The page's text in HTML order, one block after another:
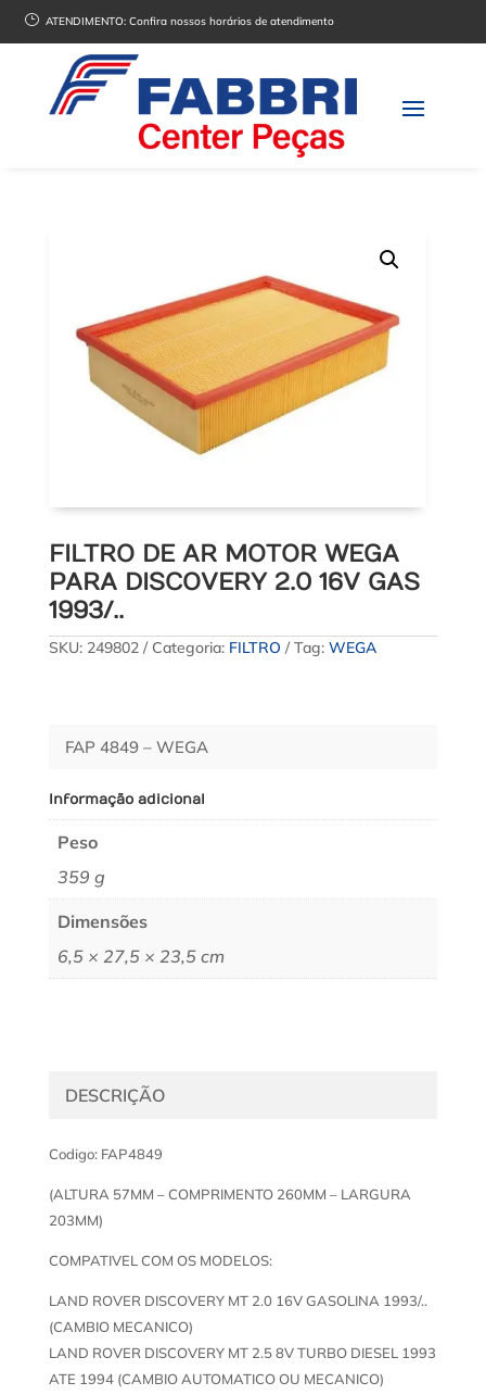
} ATENDIMENTO:Confira nossos horários de atendimento
FILTRO DE AR MOTOR WEGA
PARA DISCOVERY 2.0 16V GAS
1993/..
SKU: 249802 Categoria: FILTRO Tag: WEGA
FAP 4849 – WEGA
Informação adicional
Peso
359 g
Dimensões
6,5 × 27,5 × 23,5 cm
DESCRIÇÃO
Codigo: FAP4849
(ALTURA 57MM – COMPRIMENTO 260MM – LARGURA
203MM)
COMPATIVEL COM OS MODELOS:
LAND ROVER DISCOVERY MT 2.0 16V GASOLINA 1993/..
(CAMBIO MECANICO)
LAND ROVER DISCOVERY MT 2.5 8V TURBO DIESEL 1993
ATE 1994 (CAMBIO AUTOMATICO OU MECANICO)